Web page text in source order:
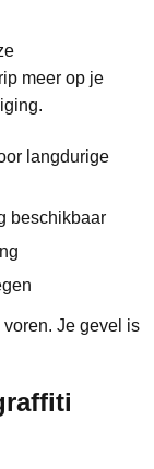
meer op je
langdurige
beschikbaar
Je gevel is